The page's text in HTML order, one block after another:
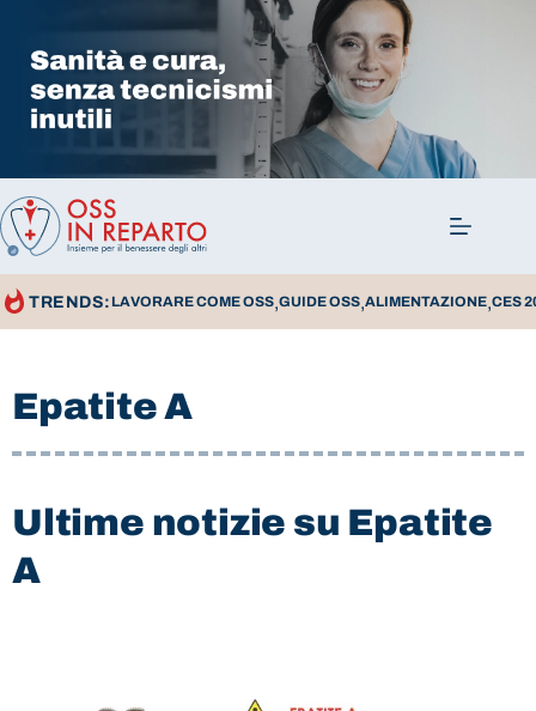
TRENDS: LAVORARE COME OSS,GUIDE OSS,ALIMENTAZIONE,CES
Epatite A
Ultime notizie su Epatite
A